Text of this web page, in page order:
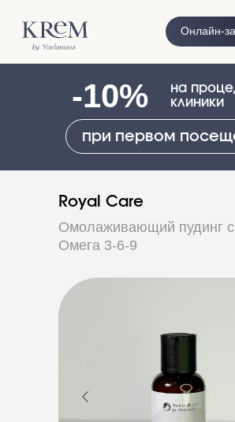
Онлайн-запись
-10% на процедуры
при первом посещении
Омолаживающий пудинг с
Омега 3-6-9
Royal Care